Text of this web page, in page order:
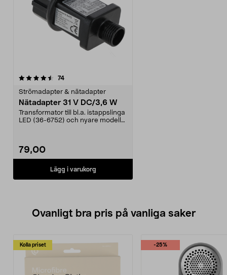
74recensioner
Strömadapter & nätadapter
Nätadapter 31 V DC/3,6 W
Transformator till bl.a. istappslinga
LED (36-6752) och nyare modell
79,00
Lägg i varukorg
Ovanligt bra pris på vanliga saker
Kolla priset -25%